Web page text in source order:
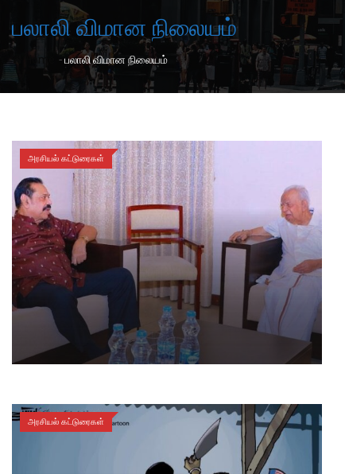
பலாலி விமான நிலையம்
-பலாலி விமான நிலையம்
அரசியல் கட்டுரைகள்
அரசியல் கட்டுரைகள்